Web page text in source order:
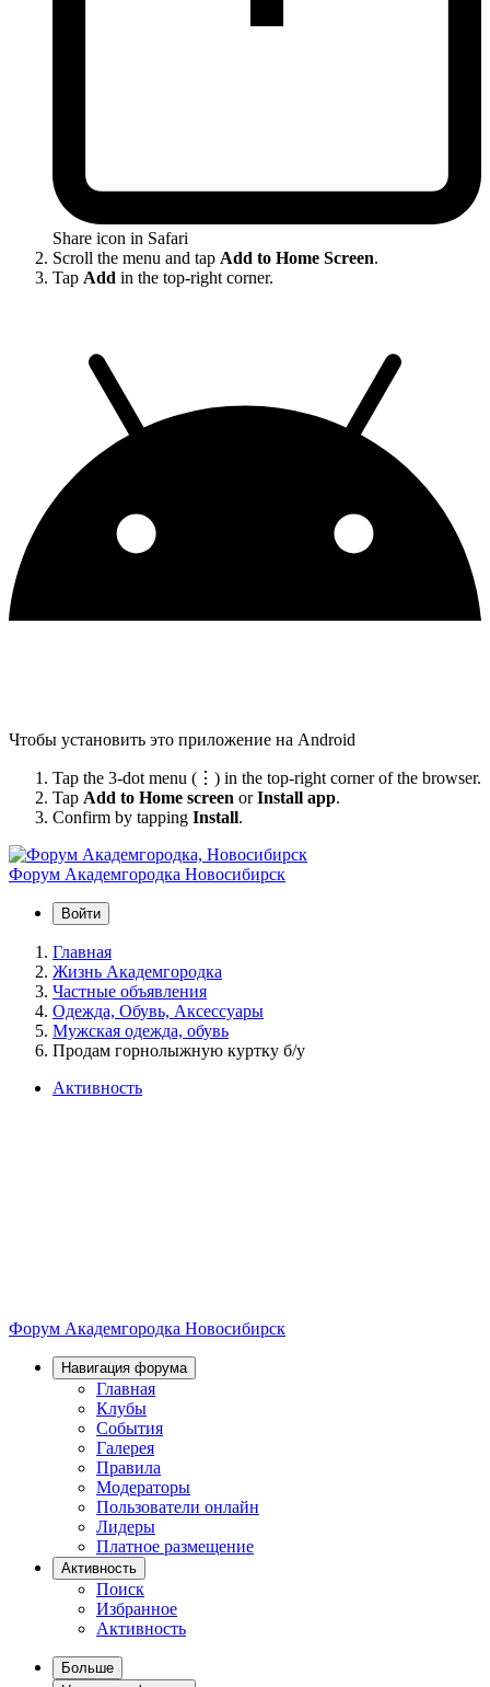
Share icon in Safari
Scroll the menu and tap Add to Home Screen.
Tap Add in the top-right corner.
Чтобы установить это приложение на Android
Tap the 3-dot menu (⋮) in the top-right corner of the browser.
Tap Add to Home screen orInstall app.
Confirm by tapping Install.
Форум Академгородка Новосибирск
Войти
Главная
Жизнь Академгородка
Частные объявления
Одежда, Обувь, Аксессуары
Мужская одежда, обувь
Продам горнолыжную куртку б/у
Активность
Форум Академгородка Новосибирск
Навигация форума
Главная
Клубы
События
Галерея
Правила
Модераторы
Пользователи онлайн
Лидеры
Платное размещение
Активность
Поиск
Избранное
Активность
Больше